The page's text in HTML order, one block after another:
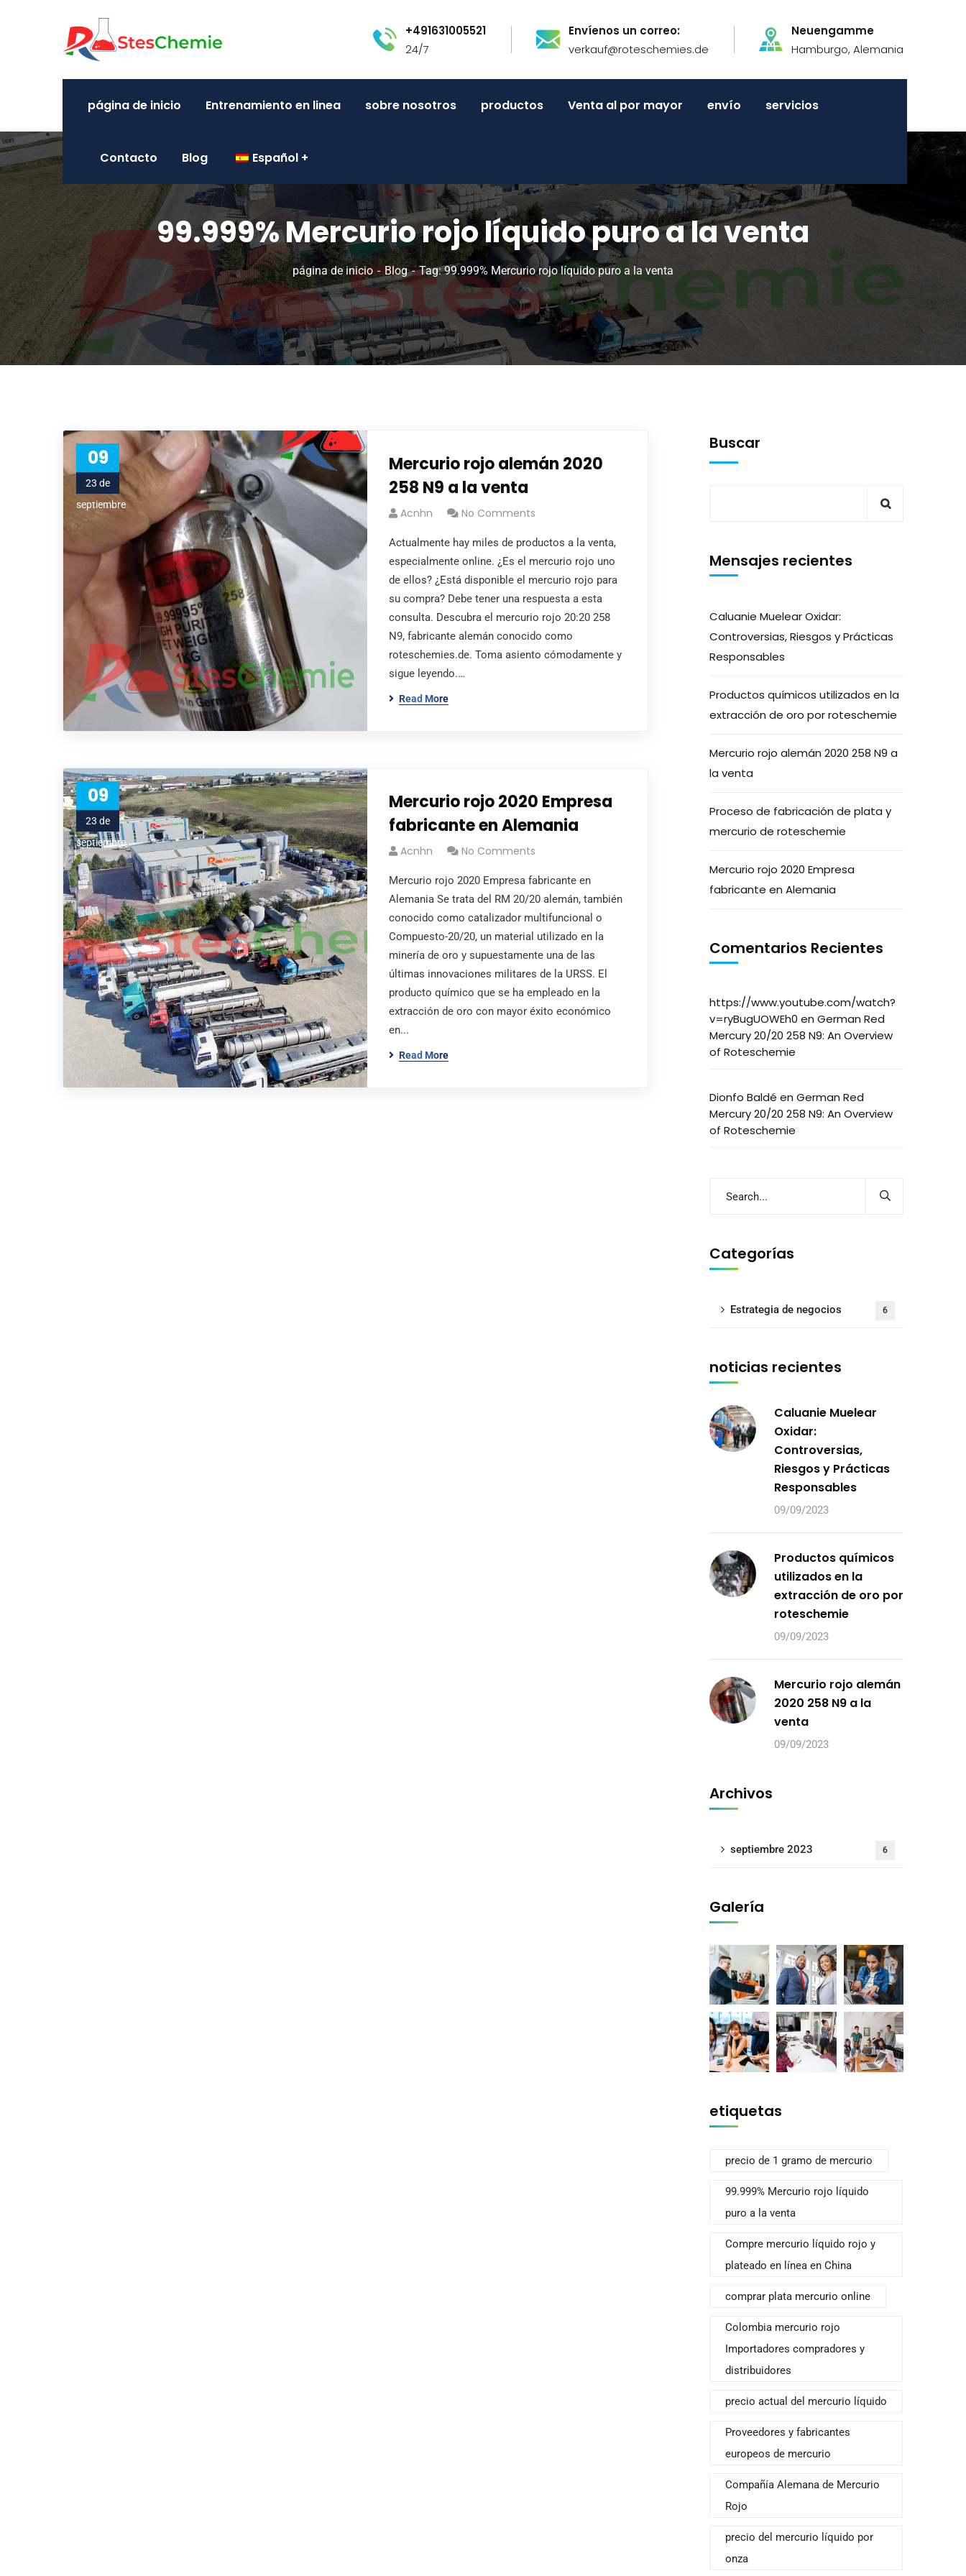
+491631005521
24/7
Envíenos un correo:
verkauf@roteschemies.de
Neuengamme
Hamburgo, Alemania
página de inicio Entrenamiento en linea sobre nosotros productos Venta al por mayor envío servicios
Contacto Blog Español
99.999% Mercurio rojo líquido puro a la venta
página de inicio Blog Tag: 99.999% Mercurio rojo líquido puro a la venta
09
23 de
septiembre
Mercurio rojo alemán 2020
258 N9 a la venta
Acnhn No Comments
Actualmente hay miles de productos a la venta,
especialmente online. ¿Es el mercurio rojo uno
de ellos? ¿Está disponible el mercurio rojo para
su compra? Debe tener una respuesta a esta
consulta. Descubra el mercurio rojo 20:20 258
N9, fabricante alemán conocido como
roteschemies.de. Toma asiento cómodamente y
sigue leyendo.…
Read More
09
23 de
septiembre
Mercurio rojo 2020 Empresa
fabricante en Alemania
Acnhn No Comments
Mercurio rojo 2020 Empresa fabricante en
Alemania Se trata del RM 20/20 alemán, también
conocido como catalizador multifuncional o
Compuesto-20/20, un material utilizado en la
minería de oro y supuestamente una de las
últimas innovaciones militares de la URSS. El
producto químico que se ha empleado en la
extracción de oro con mayor éxito económico
en...
Read More
Buscar
Mensajes recientes
Caluanie Muelear Oxidar:
Controversias, Riesgos y Prácticas
Responsables
Productos químicos utilizados en la
extracción de oro por roteschemie
Mercurio rojo alemán 2020 258 N9 a
la venta
Proceso de fabricación de plata y
mercurio de roteschemie
Mercurio rojo 2020 Empresa
fabricante en Alemania
Comentarios Recientes
https://www.youtube.com/watch?
v=ryBugUOWEh0 en German Red
Mercury 20/20 258 N9: An Overview
of Roteschemie
Dionfo Baldé en German Red
Mercury 20/20 258 N9: An Overview
of Roteschemie
Categorías
Estrategia de negocios 6
noticias recientes
Caluanie Muelear
Oxidar:
Controversias,
Riesgos y Prácticas
Responsables
09/09/2023
Productos químicos
utilizados en la
extracción de oro por
roteschemie
09/09/2023
Mercurio rojo alemán
2020 258 N9 a la
venta
09/09/2023
Archivos
septiembre 2023 6
Galería
etiquetas
precio de 1 gramo de mercurio
99.999% Mercurio rojo líquido
puro a la venta
Compre mercurio líquido rojo y
plateado en línea en China
comprar plata mercurio online
Colombia mercurio rojo
Importadores compradores y
distribuidores
precio actual del mercurio líquido
Proveedores y fabricantes
europeos de mercurio
Compañía Alemana de Mercurio
Rojo
precio del mercurio líquido por
onza